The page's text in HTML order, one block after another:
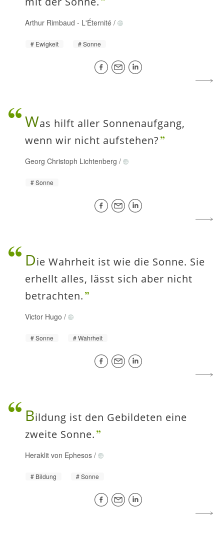
Arthur Rimbaud - L'Éternité /
Ewigkeit Sonne
Was hilft aller Sonnenaufgang,
wenn wir nicht aufstehen?
Georg Christoph Lichtenberg /
Sonne
Die Wahrheit ist wie die Sonne. Sie
erhellt alles, lässt sich aber nicht
betrachten.
Victor Hugo /
Sonne Wahrheit
Bildung ist den Gebildeten eine
zweite Sonne.
Heraklit von Ephesos /
Bildung Sonne